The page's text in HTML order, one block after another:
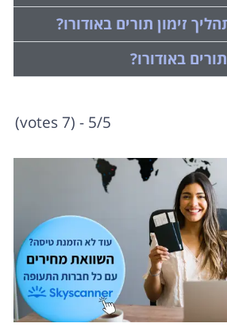
זימון תורים באודורו?
באודורו?
5/5 - (7 votes)